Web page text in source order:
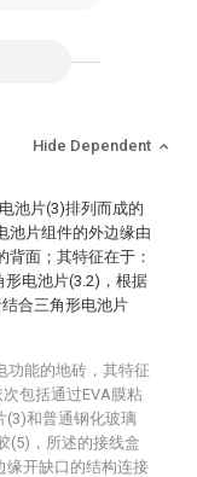
Hide Dependent
池片(3)排列而成的
池片组件的外边缘由
面；其特征在于：
形电池片(3.2)，根据
合三角形电池片
功能的地砖，其特征
包括通过EVA膜粘
(3)和普通钢化玻璃
(5)，所述的接线盒
缘开缺口的结构连接